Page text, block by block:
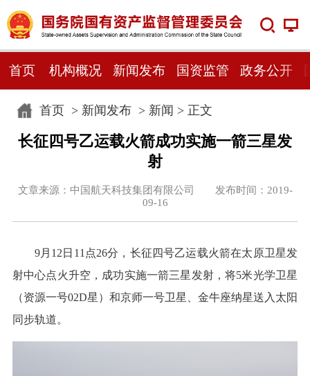
首页 机构概况 新闻发布 国资监管 政务公开
首页> 新闻发布> 新闻 > 正文
长征四号乙运载火箭成功实施一箭三星发
射
文章来源：中国航天科技集团有限公司 发布时间：2019-
09-16
9月12日11点26分，长征四号乙运载火箭在太原卫星发
射中心点火升空，成功实施一箭三星发射，将5米光学卫星
（资源一号02D星）和京师一号卫星、金牛座纳星送入太阳
同步轨道。